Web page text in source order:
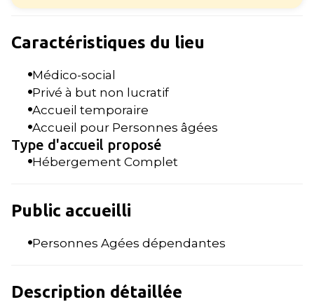
Caractéristiques du lieu
Médico-social
Privé à but non lucratif
Accueil temporaire
Accueil pour Personnes âgées
Type d'accueil proposé
Hébergement Complet
Public accueilli
Personnes Agées dépendantes
Description détaillée